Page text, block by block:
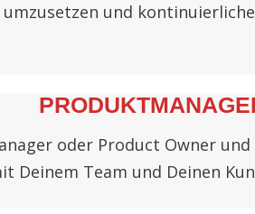
und
oder Product Owner
Deinem Team und Deinen